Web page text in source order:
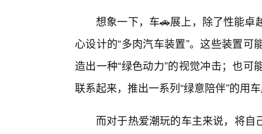
想象一下，车🚗展上，除了性能卓
心设计的“多肉汽车装置”。这些装置
造出一种“绿色动力”的视觉冲击；也
联系起来，推出一系列“绿意陪伴”的用
而对于热爱潮玩的车主来说，将